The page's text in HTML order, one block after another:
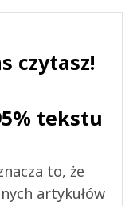
czytasz!
tekstu
to, że
artykułów